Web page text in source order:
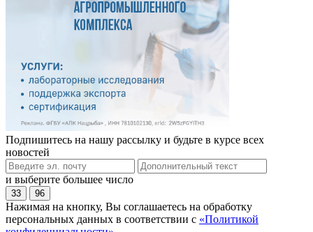
Подпишитесь на нашу рассылку и будьте в курсе всех
новостей
и выберите большее число
33 96
Нажимая на кнопку, Вы соглашаетесь на обработку
персональных данных в соответствии с «Политикой